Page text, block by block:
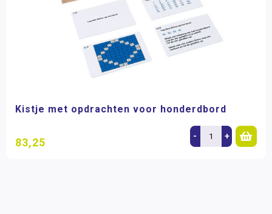
Kistje met opdrachten voor honderdbord
83,25 - +